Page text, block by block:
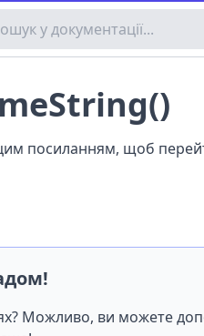
посиланням, щоб
Можливо, ви можете